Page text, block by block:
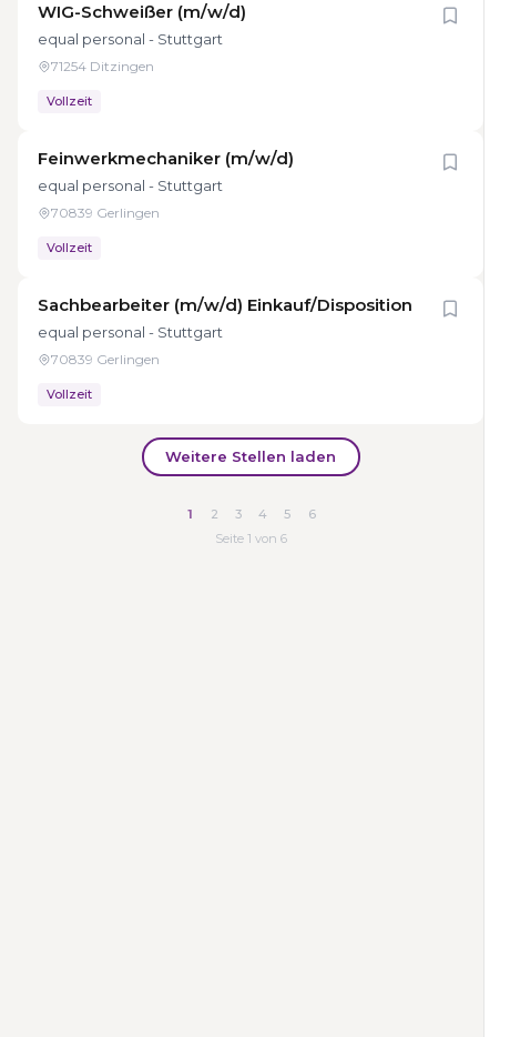
WIG-Schweißer (m/w/d)
equal personal - Stuttgart
71254 Ditzingen
Vollzeit
Feinwerkmechaniker (m/w/d)
equal personal - Stuttgart
70839 Gerlingen
Vollzeit
Sachbearbeiter (m/w/d) Einkauf/Disposition
equal personal - Stuttgart
70839 Gerlingen
Vollzeit
Weitere Stellen laden
1 2 3 4 5
6
Seite 1 von 6